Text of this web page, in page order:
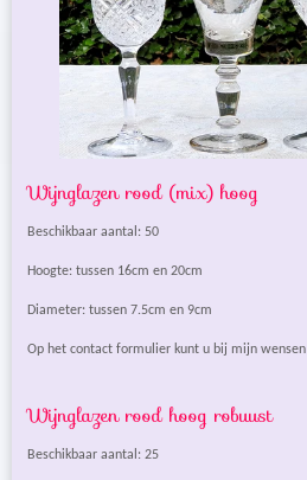
Wijnglazen rood (mix) hoog
Beschikbaar aantal: 50
Hoogte: tussen 16cm en 20cm
Diameter: tussen 7.5cm en 9cm
Op het contact formulier kunt u bij mijn wensen
Wijnglazen rood hoog robuust
Beschikbaar aantal: 25